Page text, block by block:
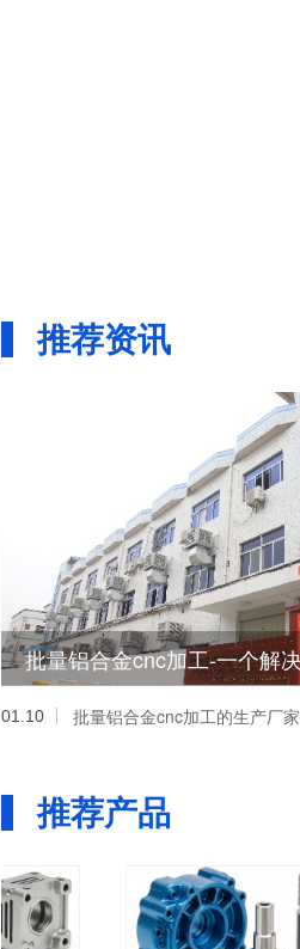
推荐资讯
01.10 批量铝合金cnc加工的生产厂
推荐产品